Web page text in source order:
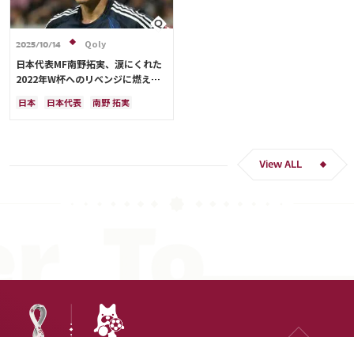
2025/10/14 Qoly
日本代表MF南野拓実、涙にくれた
2022年W杯へのリベンジに燃える
ー人生をかけた戦い」
日本 日本代表
南野 拓実
View ALL